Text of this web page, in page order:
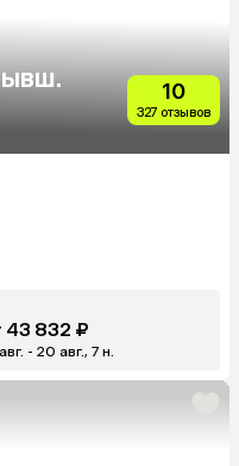
10
327 отзывов
43 832 ₽
- 20 авг., 7 н.